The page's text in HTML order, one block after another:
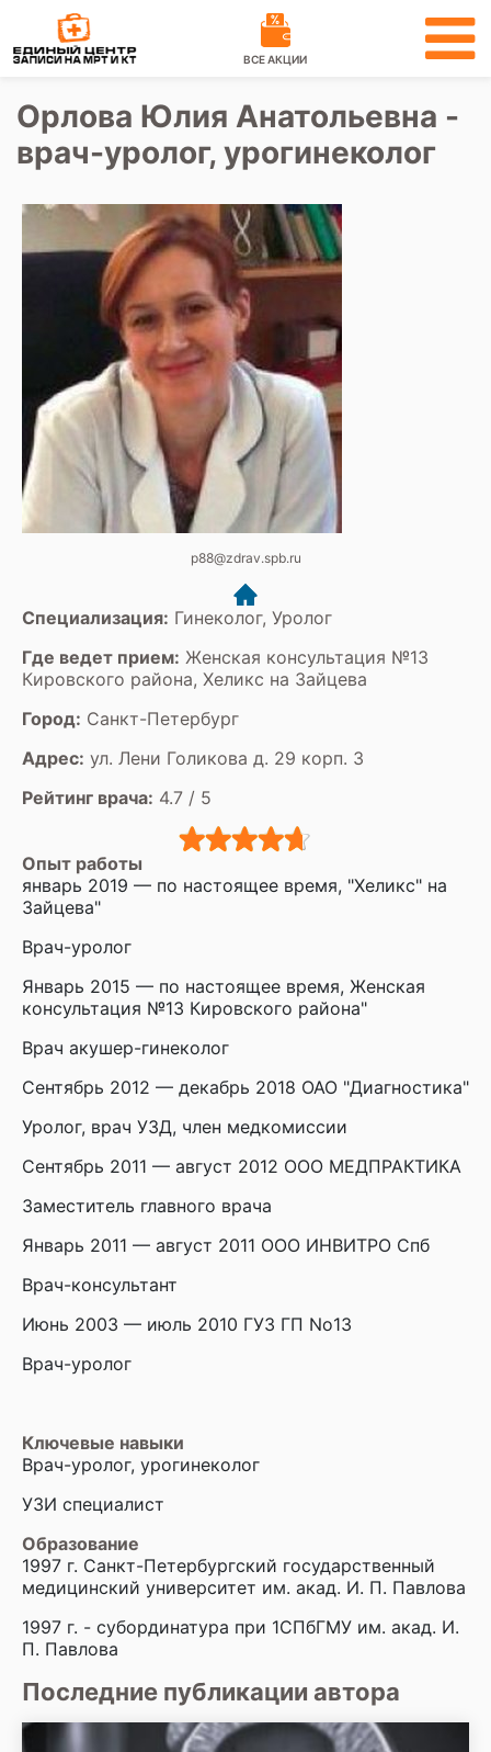
ВСЕ АКЦИИ
Орлова Юлия Анатольевна -
врач-уролог, урогинеколог
p88@zdrav.spb.ru
Специализация: Гинеколог, Уролог
Где ведет прием: Женская консультация №13
Кировского района, Хеликс на Зайцева
Город: Санкт-Петербург
Адрес: ул. Лени Голикова д. 29 корп. 3
Рейтинг врача: 4.7 / 5
Опыт работы
январь 2019 — по настоящее время, "Хеликс" на
Зайцева"
Врач-уролог
Январь 2015 — по настоящее время, Женская
консультация №13 Кировского района"
Врач акушер-гинеколог
Сентябрь 2012 — декабрь 2018 ОАО "Диагностика"
Уролог, врач УЗД, член медкомиссии
Сентябрь 2011 — август 2012 ООО МЕДПРАКТИКА
Заместитель главного врача
Январь 2011 — август 2011 ООО ИНВИТРО Спб
Врач-консультант
Июнь 2003 — июль 2010 ГУЗ ГП No13
Врач-уролог
Ключевые навыки
Врач-уролог, урогинеколог
УЗИ специалист
Образование
1997 г. Санкт-Петербургский государственный
медицинский университет им. акад. И. П. Павлова
1997 г. - субординатура при 1СПбГМУ им. акад. И.
П. Павлова
Последние публикации автора